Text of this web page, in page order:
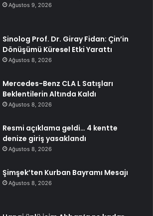
Ağustos 9, 2026
Sinolog Prof. Dr. Giray Fidan: Çin’in
Dönüşümü Küresel Etki Yarattı
Ağustos 8, 2026
Mercedes-Benz CLA L Satışları
Beklentilerin Altında Kaldı
Ağustos 8, 2026
Resmi açıklama geldi… 4 kentte
denize giriş yasaklandı
Ağustos 8, 2026
Şimşek’ten Kurban Bayramı Mesajı
Ağustos 8, 2026